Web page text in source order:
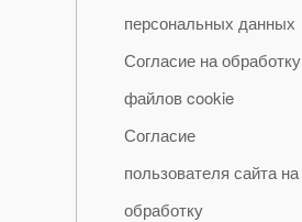
персональных данных
Согласие на обработку
файлов cookie
Согласие
пользователя сайта на
обработку